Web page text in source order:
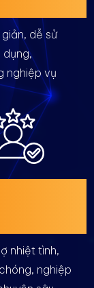
dễ sử
dụng,
nghiệp vụ
nhiệt tình,
nghiệp